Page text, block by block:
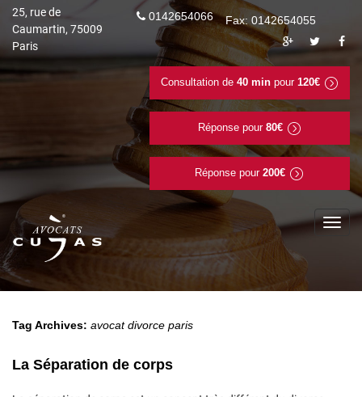
25, rue de
Caumartin, 75009
Paris
0142654066 Fax: 0142654055
Consultation de 40 minpour 120€
Réponse pour 80€
Réponse pour 200€
Tag Archives: avocat divorce paris
La Séparation de corps